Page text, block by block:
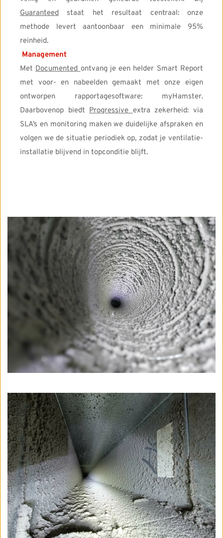
Guaranteed staat het resultaat centraal: onze
methode levert aantoonbaar een minimale 95%
reinheid.
Management
Met Documented ontvang je een helder Smart Report
met voor- en nabeelden gemaakt met onze eigen
ontworpen rapportagesoftware: myHamster.
Daarbovenop biedt Progressive extra zekerheid: via
SLA’s en monitoring maken we duidelijke afspraken en
volgen we de situatie periodiek op, zodat je ventilatie-
installatie blijvend in topconditie blijft.